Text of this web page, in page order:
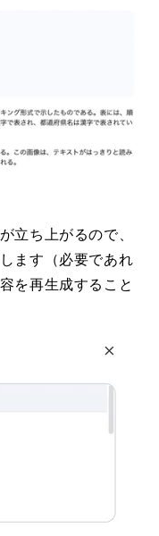
立ち上がるので、
ます（必要であれ
を再生成すること